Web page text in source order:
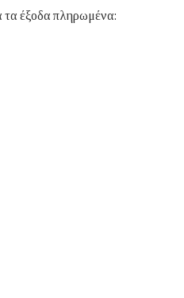
τα έξοδα πληρωμένα: